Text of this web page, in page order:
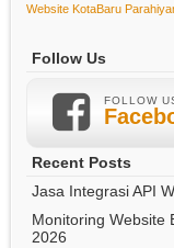
Website KotaBaru
Follow Us
FOLLOW
Recent Posts
Jasa Integrasi API
Monitoring Website
2026